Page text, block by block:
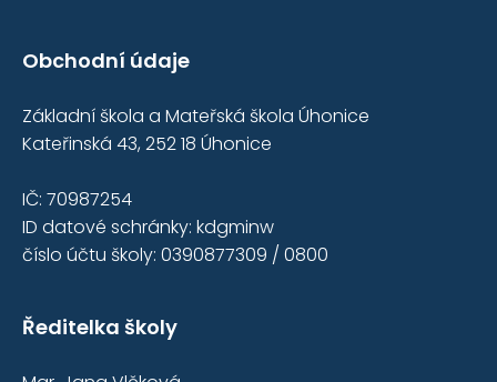
Obchodní údaje
Základní škola a Mateřská škola Úhonice
Kateřinská 43, 252 18 Úhonice
IČ: 70987254
ID datové schránky: kdgminw
číslo účtu školy: 0390877309 / 0800
Ředitelka školy